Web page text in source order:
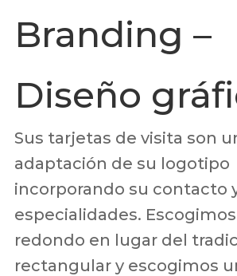
Branding –
Diseño
Sus tarjetas de visita son
adaptación de su logotipo
incorporando su contacto
especialidades.
redondo en lugar del
rectangular y escogimos